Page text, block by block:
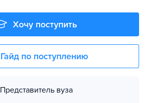
Хочу поступить
Гайд по поступлению
Представитель вуза